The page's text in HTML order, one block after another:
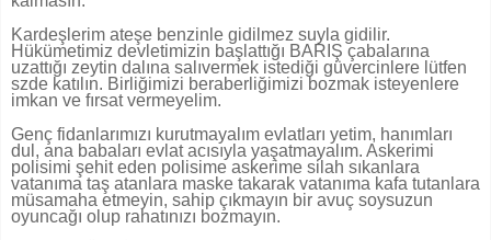
Kardeşlerim ateşe benzinle gidilmez suyla gidilir.
Hükümetimiz devletimizin başlattığı BARIŞ çabalarına
uzattığı zeytin dalına salıvermek istediği güvercinlere lütfen
szde katılın. Birliğimizi beraberliğimizi bozmak isteyenlere
imkan ve fırsat vermeyelim.
Genç fidanlarımızı kurutmayalım evlatları yetim, hanımları
dul, ana babaları evlat acısıyla yaşatmayalım. Askerimi
polisimi şehit eden polisime askerime silah sıkanlara
vatanıma taş atanlara maske takarak vatanıma kafa tutanlara
müsamaha etmeyin, sahip çıkmayın bir avuç soysuzun
oyuncağı olup rahatınızı bozmayın.